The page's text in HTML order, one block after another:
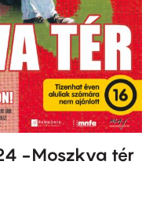
-Moszkva tér